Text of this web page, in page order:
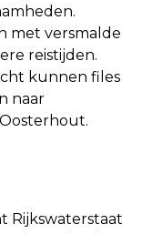
met versmalde
reistijden.
kunnen files
naar
Rijkswaterstaat